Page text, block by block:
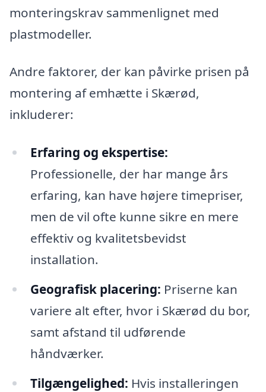
monteringskrav sammenlignet med
plastmodeller.
Andre faktorer, der kan påvirke prisen på
montering af emhætte i Skærød,
inkluderer:
Erfaring og ekspertise:
Professionelle, der har mange års
erfaring, kan have højere timepriser,
men de vil ofte kunne sikre en mere
effektiv og kvalitetsbevidst
installation.
Geografisk placering: Priserne kan
variere alt efter, hvor i Skærød du bor,
samt afstand til udførende
håndværker.
Tilgængelighed: Hvis installeringen